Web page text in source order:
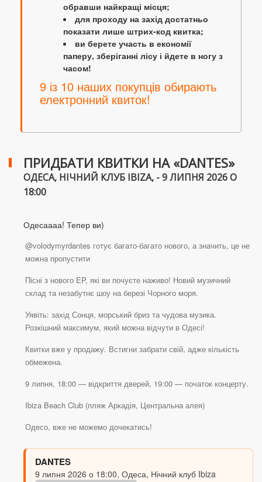
обравши найкращі місця;
для проходу на захід достатньо
показати лише штрих-код квитка;
ви берете участь в економії
паперу, зберіганні лісу і йдете в ногу з
часом!
9 із 10 наших покупців обирають
електронний квиток!
ПРИДБАТИ КВИТКИ НА «DANTES»
ОДЕСА, НІЧНИЙ КЛУБ IBIZA, - 9 ЛИПНЯ 2026 О
18:00
Одесаааа! Тепер ви)
@volodymyrdantes готує багато-багато нового, а значить, це не
можна пропустити
Пісні з нового EP, які ви почуєте наживо! Новий музичний
склад та незабутнє шоу на березі Чорного моря.
Уявіть: захід Сонця, морський бриз та чудова музика.
Розкішний максимум, який можна відчути в Одесі!
Квитки вже у продажу. Встигни забрати свій, адже кількість
обмежена.
9 липня, 18:00 — відкриття дверей, 19:00 — початок концерту.
Ibiza Beach Club (пляж Аркадія, Центральна алея)
Одесо, вже не можемо дочекатись!
DANTES
9 липня 2026 о 18:00, Одеса, Нічний клуб Ibiza